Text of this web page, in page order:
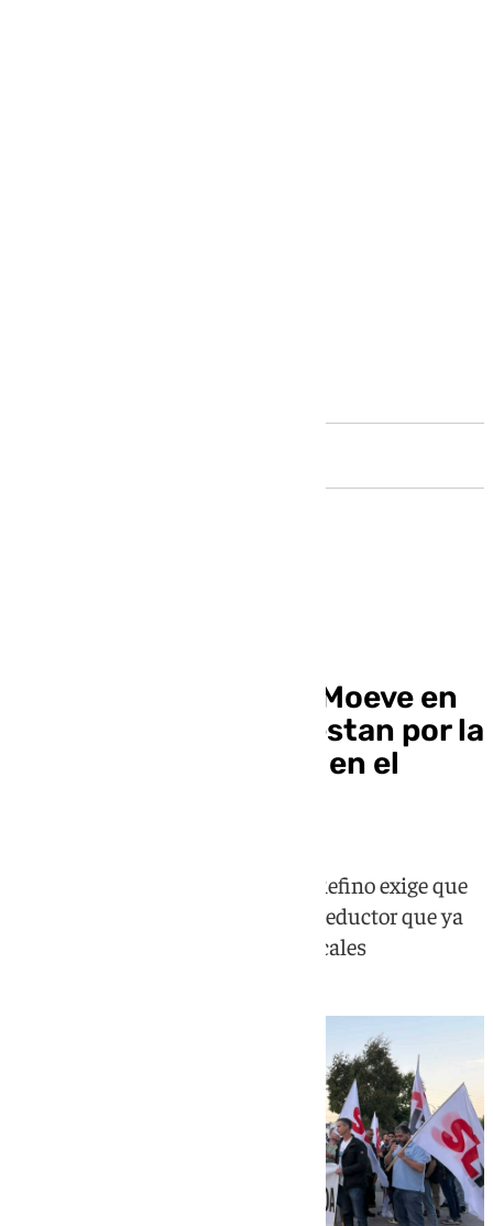
300 trabajadores de Moeve en
San Roque se manifiestan por la
jubilación anticipada en el
El Sindicato de Trabajadores del Refino exige que
la patronal negocie el coeficiente reductor que ya
se aplica a bomberos y policías locales